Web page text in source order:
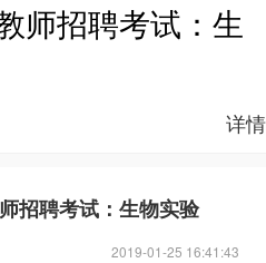
师招聘考试：生
详情
招聘考试：生物实验
2019-01-25 16:41:43